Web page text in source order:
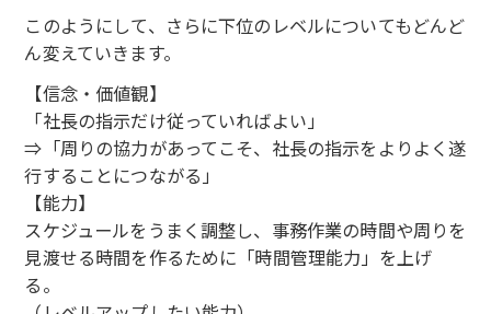
このようにして、さらに下位のレベルについてもどんど
ん変えていきます。
【信念・価値観】
「社長の指示だけ従っていればよい」
⇒「周りの協力があってこそ、社長の指示をよりよく遂
行することにつながる」
【能力】
スケジュールをうまく調整し、事務作業の時間や周りを
見渡せる時間を作るために「時間管理能力」を上げ
る。